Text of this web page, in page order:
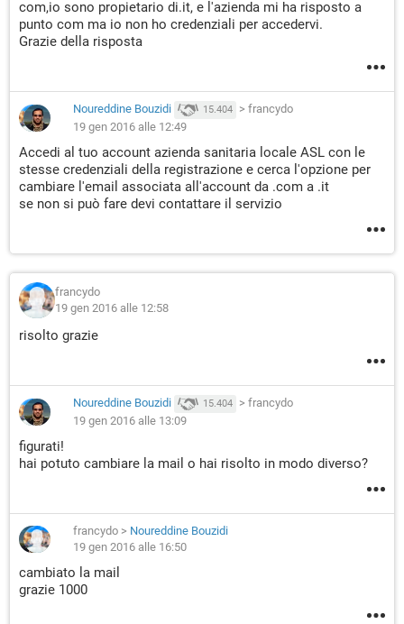
com,io sono propietario di.it, e l'azienda mi ha risposto a
punto com ma io non ho credenziali per accedervi.
Grazie della risposta
Noureddine Bouzidi 15.404 > francydo
19 gen 2016 alle 12:49
Accedi al tuo account azienda sanitaria locale ASL con le
stesse credenziali della registrazione e cerca l'opzione per
cambiare l'email associata all'account da .com a .it
se non si può fare devi contattare il servizio
francydo
19 gen 2016 alle 12:58
risolto grazie
Noureddine Bouzidi 15.404 > francydo
19 gen 2016 alle 13:09
figurati!
hai potuto cambiare la mail o hai risolto in modo diverso?
francydo > Noureddine Bouzidi
19 gen 2016 alle 16:50
cambiato la mail
grazie 1000